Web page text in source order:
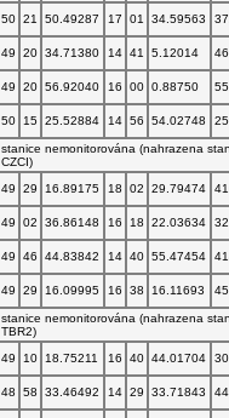
50 21 50.49287 17 01 34.59563
49 20 34.71380 14 41 5.12014
49 20 56.92040 16 00 0.88750
50 15 25.52884 14 56 54.02748
stanice nemonitorována (nahrazena
CZCI)
49 29 16.89175 18 02 29.79474
49 02 36.86148 16 18 22.03634
49 46 44.83842 14 40 55.47454
49 29 16.09995 16 38 16.11693
stanice nemonitorována (nahrazena
TBR2)
49 10 18.75211 16 40 44.01704
48 58 33.46492 14 29 33.71843